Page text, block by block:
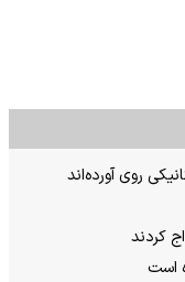
روی آورده‌اند
کردند
است